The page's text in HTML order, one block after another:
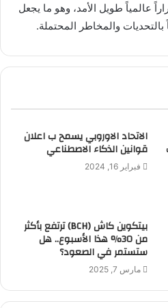
عالمياً طويل الأمد، وهو ما يجعل
بالتحديات والمخاطر المحتملة.
الاتحاد الاوروبي يسمح ب اعلان
قوانين الذكاء الاصطناعي
فبراير 16, 2024
بيتكوين كاش (BCH) ترتفع بأكثر
من 30% هذا الأسبوع.. هل
ستستمر في الصعود؟
مارس 7, 2025